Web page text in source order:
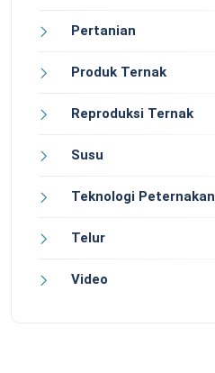
Pertanian
Produk Ternak
Reproduksi Ternak
Susu
Teknologi Peternakan
Telur
Video